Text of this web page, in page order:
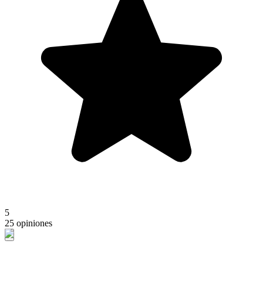
5
25 opiniones